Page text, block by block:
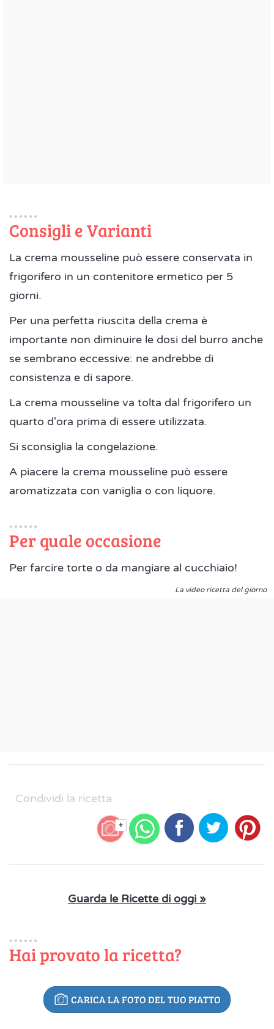
Consigli e Varianti
La crema mousseline può essere conservata in
frigorifero in un contenitore ermetico per 5
giorni.
Per una perfetta riuscita della crema è
importante non diminuire le dosi del burro anche
se sembrano eccessive: ne andrebbe di
consistenza e di sapore.
La crema mousseline va tolta dal frigorifero un
quarto d'ora prima di essere utilizzata.
Si sconsiglia la congelazione.
A piacere la crema mousseline può essere
aromatizzata con vaniglia o con liquore.
Per quale occasione
Per farcire torte o da mangiare al cucchiaio!
La video ricetta del giorno
Condividi la ricetta
+
Guarda le Ricette di oggi »
Hai provato la ricetta?
CARICA LA FOTO DEL TUO PIATTO